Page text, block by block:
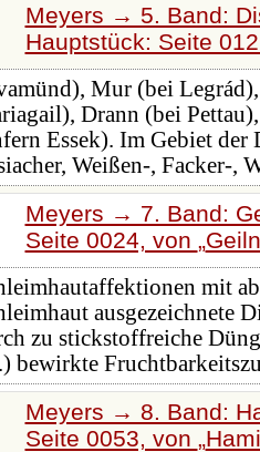
Meyers → 5. Band:
Hauptstück: Seite
Mur (bei
Drann (bei
Essek). Im Gebiet der
Weißen-, Facker-,
Meyers → 7. Band:
Seite 0024, von
mit
ausgezeichnete
zu stickstoffreiche
bewirkte
Meyers → 8. Band:
Seite 0053, von